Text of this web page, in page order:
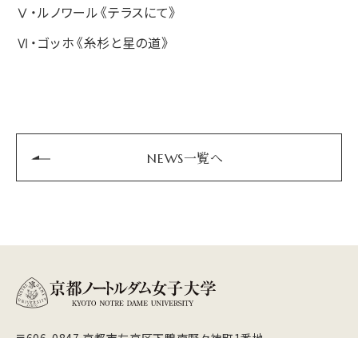
Ⅴ・ルノワール《テラスにて》
Ⅵ・ゴッホ《糸杉と星の道》
NEWS一覧へ